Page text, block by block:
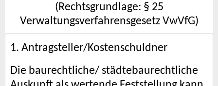
(Rechtsgrundlage: § 25
Verwaltungsverfahrensgesetz VwVfG)
1. Antragsteller/Kostenschuldner
Die baurechtliche/ städtebaurechtliche